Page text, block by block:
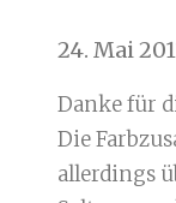
24. Mai
Danke für
Die
allerdings